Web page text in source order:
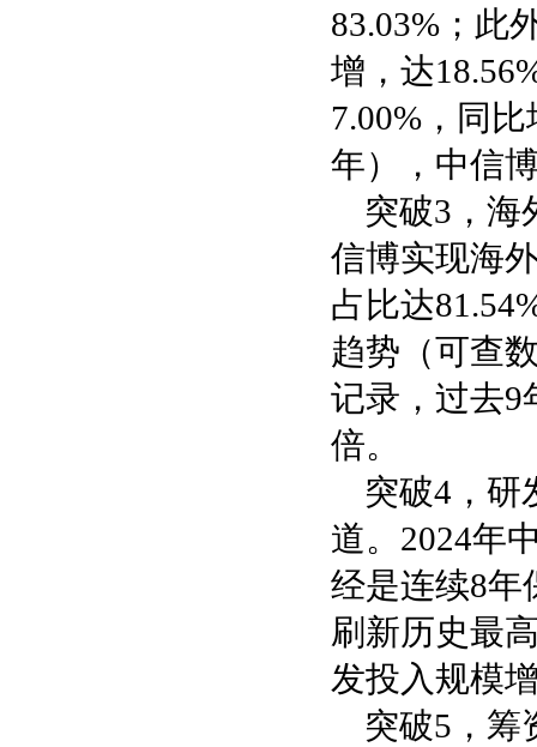
83.03%；此
增，达
7.00%，同
年），中信
突破3，海
信博实现海
占比达
趋势（可查
记录，过去9
倍。
突破4，研
道。2024年
经是连续8年
刷新历史最
发投入规模
突破5，筹